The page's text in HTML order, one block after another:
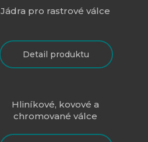
Jádra pro rastrové válce
Detail produktu
Hliníkové, kovové a
chromované válce